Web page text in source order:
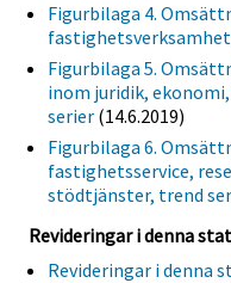
Figurbilaga 4.
Figurbilaga 5.
inom juridik,
serier (14.6.2019)
Figurbilaga 6.
fastighetsservice,
stödtjänster, trend
Revideringar i denna
Revideringar i denna